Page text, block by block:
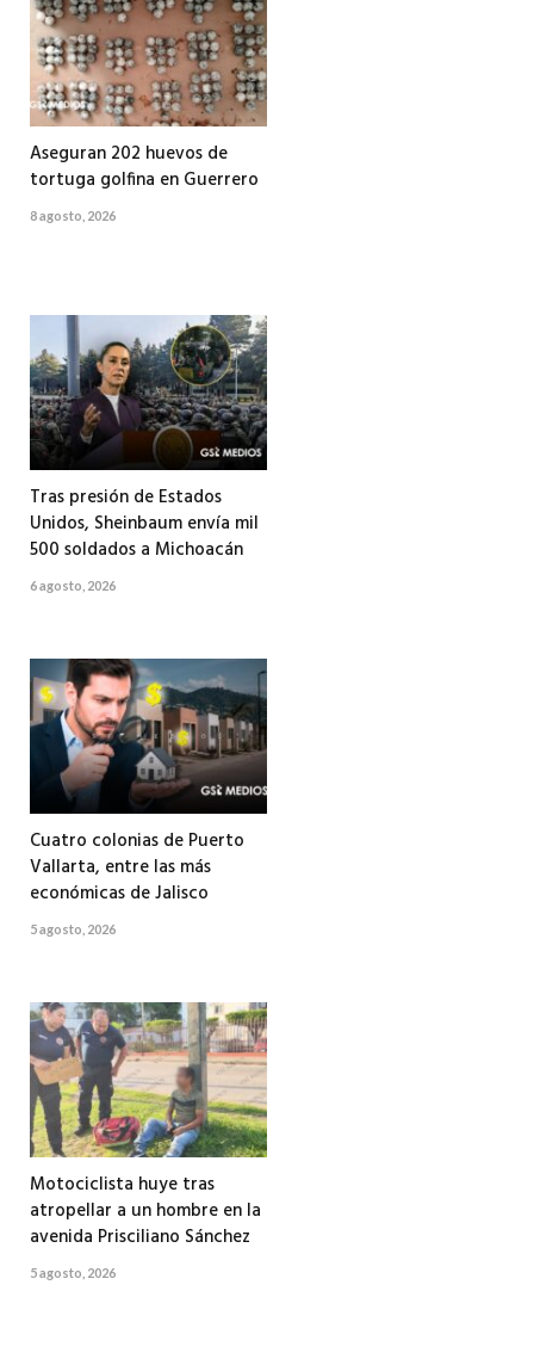
Aseguran 202 huevos de
tortuga golfina en Guerrero
8 agosto, 2026
Tras presión de Estados
Unidos, Sheinbaum envía mil
500 soldados a Michoacán
6 agosto, 2026
Cuatro colonias de Puerto
Vallarta, entre las más
económicas de Jalisco
5 agosto, 2026
Motociclista huye tras
atropellar a un hombre en la
avenida Prisciliano Sánchez
5 agosto, 2026